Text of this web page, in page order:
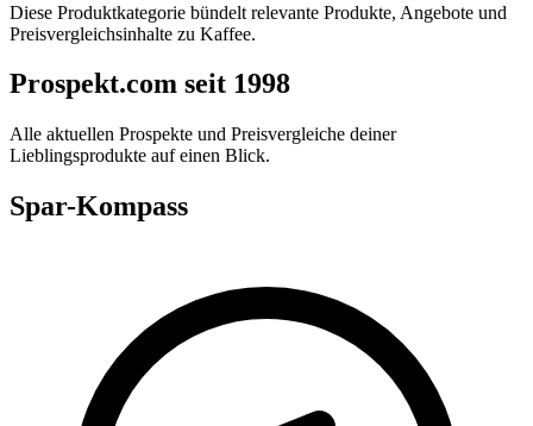
Diese Produktkategorie bündelt relevante Produkte, Angebote und
Preisvergleichsinhalte zu Kaffee.
Prospekt.com seit 1998
Alle aktuellen Prospekte und Preisvergleiche deiner
Lieblingsprodukte auf einen Blick.
Spar-Kompass